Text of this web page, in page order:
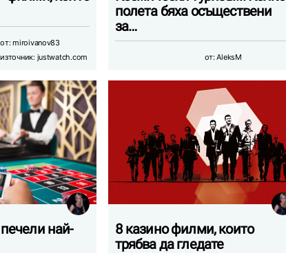
от:miroivanov83
източник: justwatch.com
полета бяха осъществени
за…
от:AleksM
най-
8 казино филми, които
трябва да гледате